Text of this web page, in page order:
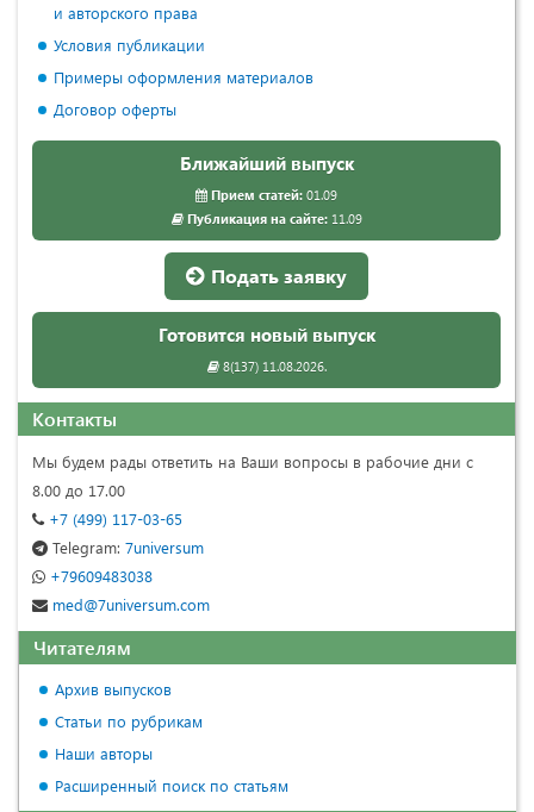
и авторского права
Условия публикации
Примеры оформления материалов
Договор оферты
Ближайший выпуск
Прием статей: 01.09
Публикация на сайте:11.09
Подать заявку
Готовится новый выпуск
8(137) 11.08.2026.
Контакты
Мы будем рады ответить на Ваши вопросы в рабочие дни с
8.00 до 17.00
+7 (499) 117-03-65
Telegram: 7universum
+79609483038
med@7universum.com
Читателям
Архив выпусков
Статьи по рубрикам
Наши авторы
Расширенный поиск по статьям